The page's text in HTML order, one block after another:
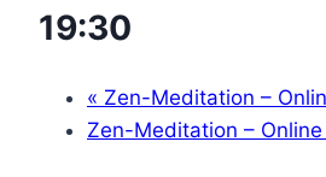
19:30
« Zen-Meditation –
Zen-Meditation – Online